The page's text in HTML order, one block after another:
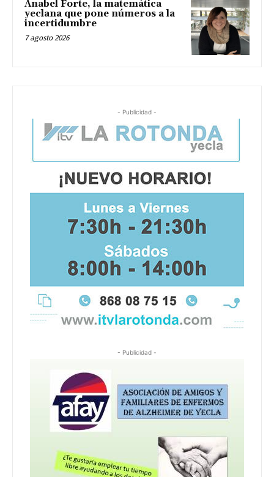
Anabel Forte, la matemática
yeclana que pone números a la
incertidumbre
7 agosto 2026
- Publicidad -
- Publicidad -